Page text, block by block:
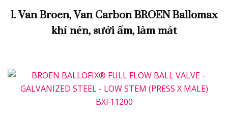
1. Van Broen, Van Carbon BROEN Ballomax
khí nén, sưởi ấm, làm mát